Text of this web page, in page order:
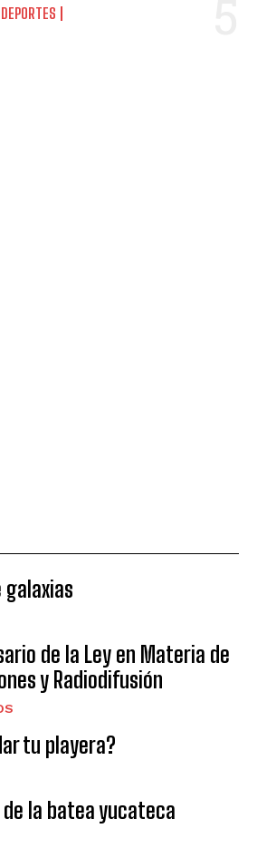
DEPORTES
de la Ley en Materia de
y Radiodifusión
tu playera?
la batea yucateca